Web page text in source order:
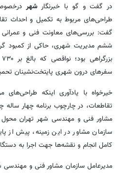
در گفت و گو با خبرنگارشهر
طراحی‌های مربوط به تکمیل و احداث
گفت: بررسی‌های معاونت فنی و عمرانی
سفرهای درون شهری پایتخت‌نشینان
خیرخواه با یادآوری اینکه
تقاطعات، در چارچوب برنامه چهار ساله
مشاور فنی و مهندسی شهر تهران
سازمان مشاور در این زمینه، پیش از
کامل انجام و نقشه‌ها جهت اجرا به
مدیرعامل سازمان مشاور فنی و